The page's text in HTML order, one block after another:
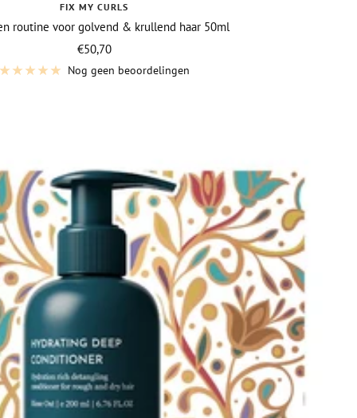
FIX MY CURLS
routine voor golvend & krullend haar 50ml
Vraagprijs
€50,70
Nog geen beoordelingen